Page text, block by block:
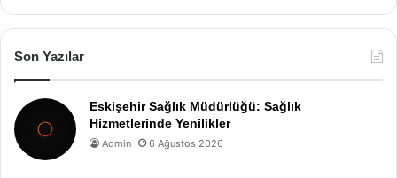
Son Yazılar
Eskişehir Sağlık Müdürlüğü: Sağlık
Hizmetlerinde Yenilikler
Admin 6 Ağustos 2026